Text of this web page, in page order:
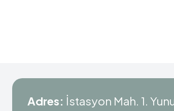
Adres: İstasyon Mah. 1.